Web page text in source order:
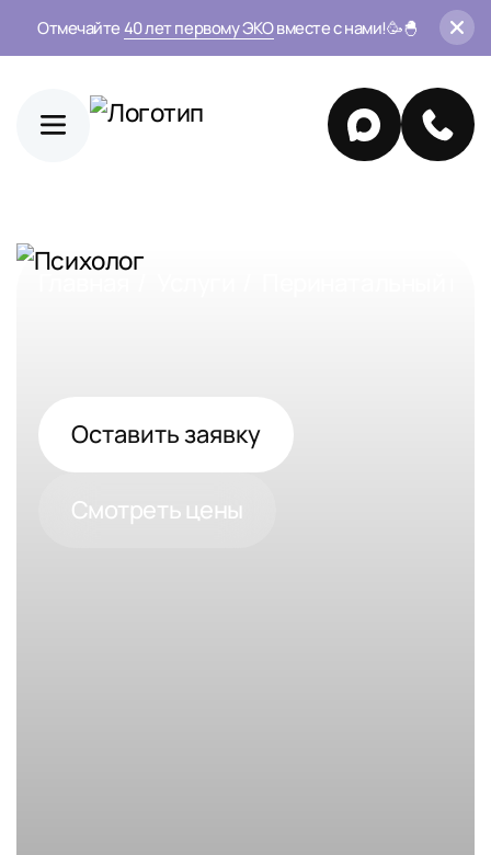
Отмечайте 40 лет первому ЭКОвместе с нами!🥳🐣
Главная
Оставить заявку
Смотреть цены